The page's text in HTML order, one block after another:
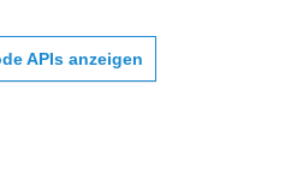
APIs anzeigen